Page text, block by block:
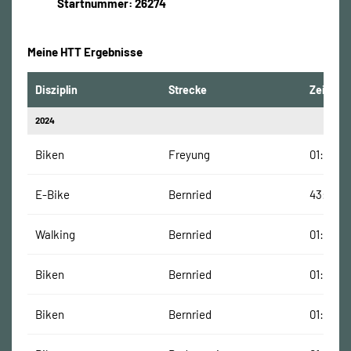
Startnummer: 26274
Meine HTT Ergebnisse
Disziplin Strecke Zeit
2024
Biken Freyung
E-Bike Bernried 43:01
Walking Bernried
Biken Bernried
Biken Bernried